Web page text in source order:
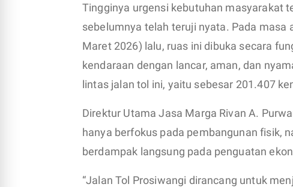
Tingginya urgensi kebutuhan masyarakat
sebelumnya telah teruji nyata. Pada masa
Maret 2026) lalu, ruas ini dibuka secara
kendaraan dengan lancar, aman, dan
lintas jalan tol ini, yaitu sebesar 201.407
Direktur Utama Jasa Marga Rivan A.
hanya berfokus pada pembangunan fisik,
berdampak langsung pada penguatan
“Jalan Tol Prosiwangi dirancang untuk